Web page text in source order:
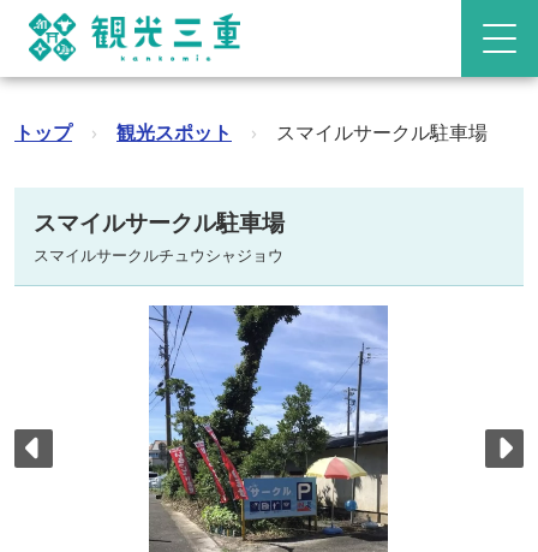
トップ › 観光スポット › スマイルサークル駐車場
スマイルサークル駐車場
スマイルサークルチュウシャジョウ